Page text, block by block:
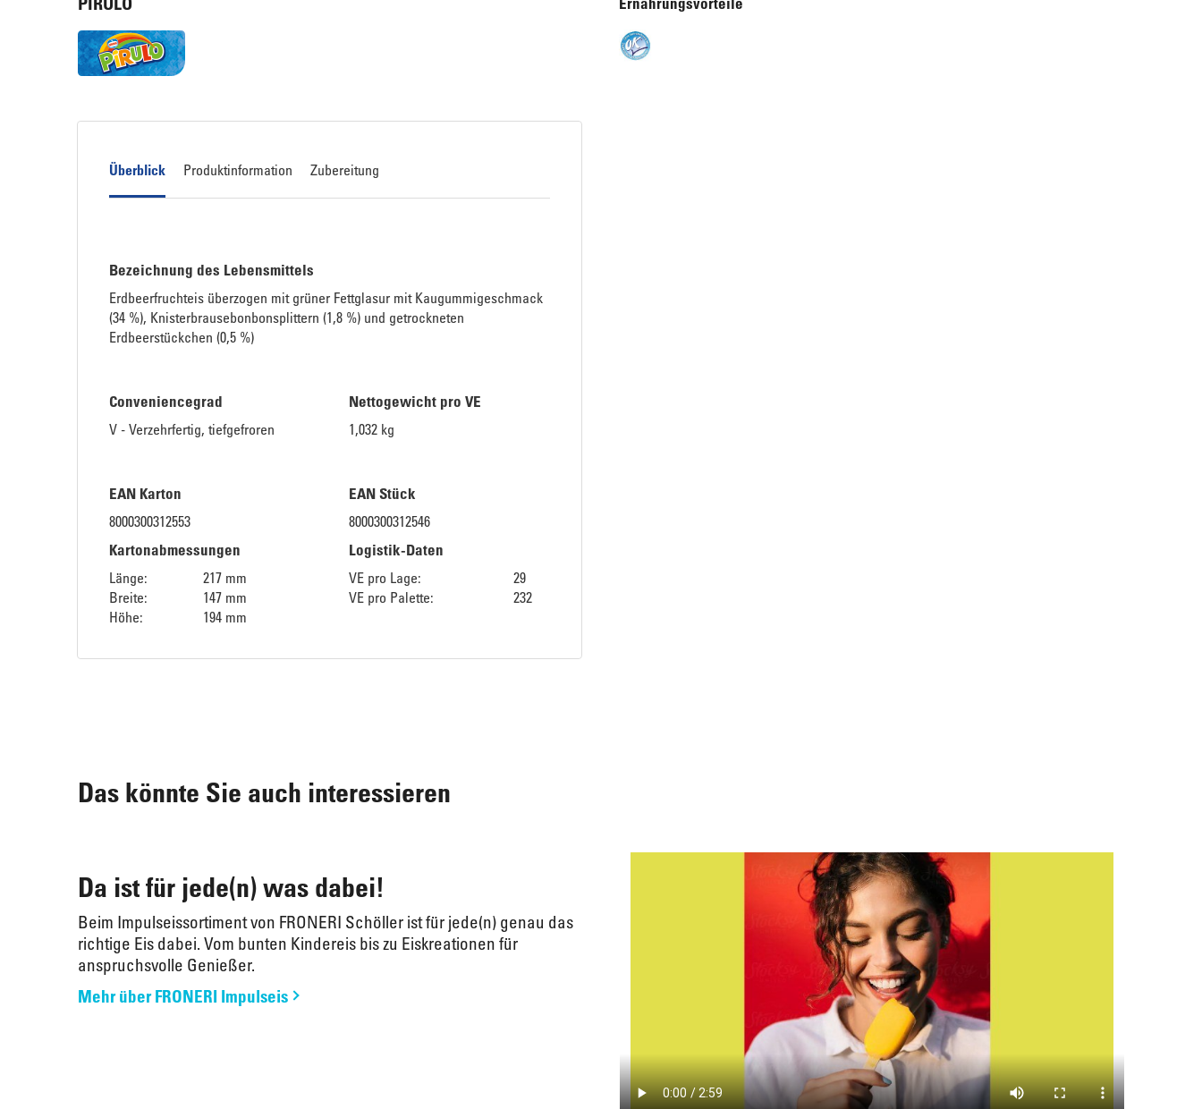
Überblick Produktinformation Zubereitung
Bezeichnung des Lebensmittels
Erdbeerfruchteis überzogen mit grüner Fettglasur mit Kaugummigeschmack
(34 %), Knisterbrausebonbonsplittern (1,8 %) und getrockneten
Erdbeerstückchen (0,5 %)
Conveniencegrad
V - Verzehrfertig, tiefgefroren
Nettogewicht pro VE
1,032 kg
EAN Karton
8000300312553
EAN Stück
8000300312546
Kartonabmessungen
Länge:
217 mm
Breite:
147 mm
Höhe:
194 mm
Logistik-Daten
VE pro Lage:
29
VE pro Palette:
232
Das könnte Sie auch interessieren
Da ist für jede(n) was dabei!
Beim Impulseissortiment von FRONERI Schöller ist für jede(n) genau das
richtige Eis dabei. Vom bunten Kindereis bis zu Eiskreationen für
anspruchsvolle Genießer.
Mehr über FRONERI Impulseis